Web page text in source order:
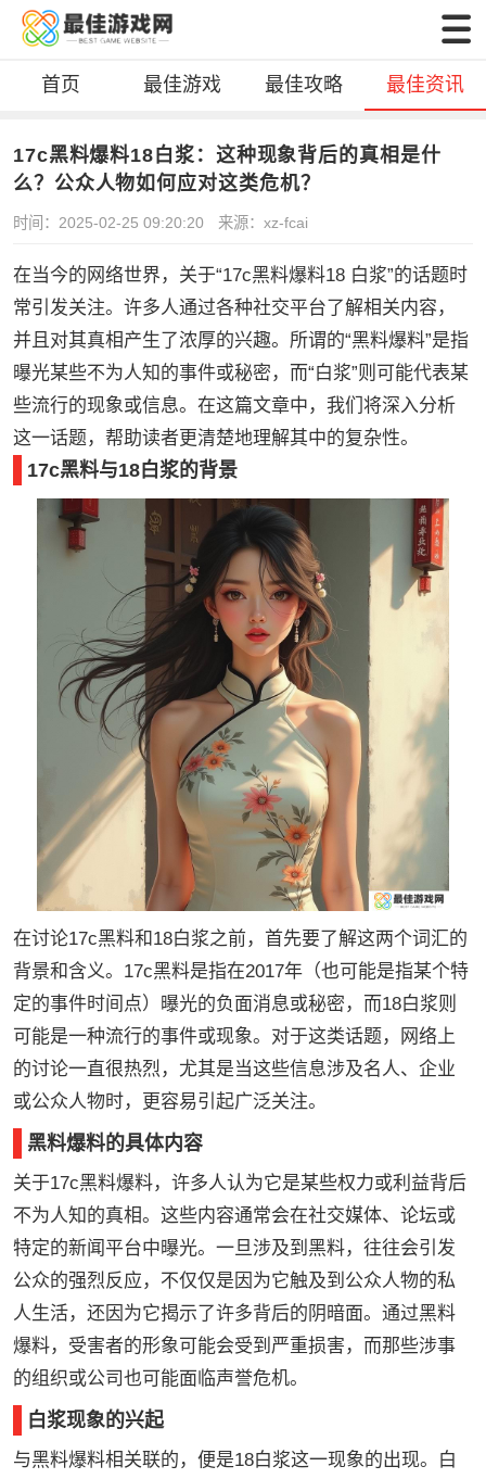
首页 最佳游戏 最佳攻略 最佳资讯
17c黑料爆料18白浆：这种现象背后的真相是什
么？公众人物如何应对这类危机？
时间：2025-02-25 09:20:20 来源：xz-fcai
在当今的网络世界，关于“17c黑料爆料18 白浆”的话题时
常引发关注。许多人通过各种社交平台了解相关内容，
并且对其真相产生了浓厚的兴趣。所谓的“黑料爆料”是指
曝光某些不为人知的事件或秘密，而“白浆”则可能代表某
些流行的现象或信息。在这篇文章中，我们将深入分析
这一话题，帮助读者更清楚地理解其中的复杂性。
17c黑料与18白浆的背景
在讨论17c黑料和18白浆之前，首先要了解这两个词汇的
背景和含义。17c黑料是指在2017年（也可能是指某个特
定的事件时间点）曝光的负面消息或秘密，而18白浆则
可能是一种流行的事件或现象。对于这类话题，网络上
的讨论一直很热烈，尤其是当这些信息涉及名人、企业
或公众人物时，更容易引起广泛关注。
黑料爆料的具体内容
关于17c黑料爆料，许多人认为它是某些权力或利益背后
不为人知的真相。这些内容通常会在社交媒体、论坛或
特定的新闻平台中曝光。一旦涉及到黑料，往往会引发
公众的强烈反应，不仅仅是因为它触及到公众人物的私
人生活，还因为它揭示了许多背后的阴暗面。通过黑料
爆料，受害者的形象可能会受到严重损害，而那些涉事
的组织或公司也可能面临声誉危机。
白浆现象的兴起
与黑料爆料相关联的，便是18白浆这一现象的出现。白